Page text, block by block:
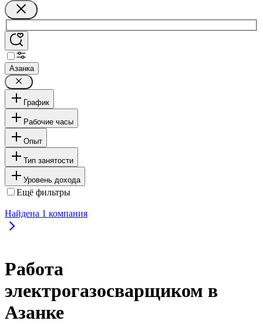
Азанка
График
Рабочие часы
Опыт
Тип занятости
Уровень дохода
Ещё фильтры
Найдена 1 компания
Работа
электрогазосварщиком в
Азанке